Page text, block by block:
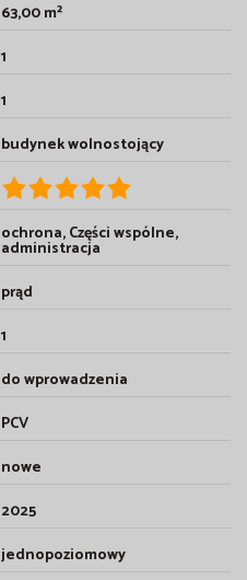
63,00 m²
1
1
budynek wolnostojący
ochrona, Części wspólne,
administracja
prąd
1
do wprowadzenia
PCV
nowe
2025
jednopoziomowy